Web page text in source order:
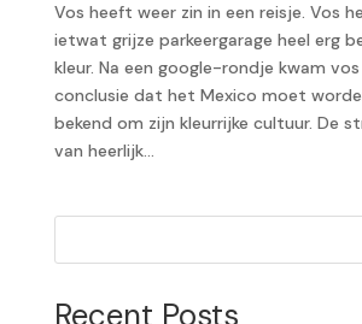
Vos heeft weer zin in een reisje. Vos
ietwat grijze parkeergarage heel erg
kleur. Na een google-rondje kwam
conclusie dat het Mexico moet
bekend om zijn kleurrijke cultuur. De
van heerlijk...